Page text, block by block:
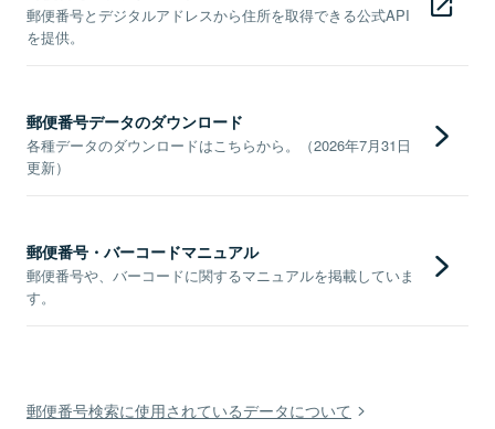
郵便番号とデジタルアドレスから住所を取得できる公式API
を提供。
郵便番号データのダウンロード
各種データのダウンロードはこちらから。（2026年7月31日
更新）
郵便番号・バーコードマニュアル
郵便番号や、バーコードに関するマニュアルを掲載していま
す。
郵便番号検索に使用されているデータについて